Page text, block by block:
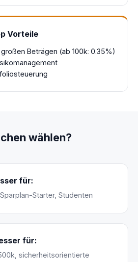
Vorteile
Beträgen (ab 100k: 0.35%)
wählen?
für:
Starter, Studenten
für:
sicherheitsorientierte